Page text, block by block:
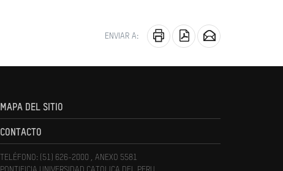
ENVIAR A:
MAPA DEL SITIO
CONTACTO
TELÉFONO: (51) 626-2000 , ANEXO 5581